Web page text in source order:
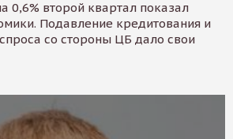
0,6% второй квартал показал
Подавление кредитования и
со стороны ЦБ дало свои